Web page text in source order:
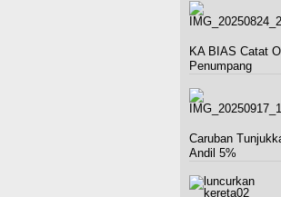
KA BIAS Catat
Penumpang
Caruban
Andil 5%